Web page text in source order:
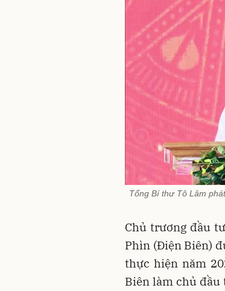
Tổng Bí thư Tô Lâm
Chủ trương đầu
Phìn (Điện Biên)
thực hiện năm
Biên làm chủ đầu